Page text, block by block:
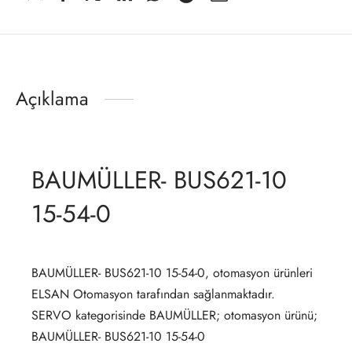
Açıklama
BAUMÜLLER- BUS621-10
15-54-0
BAUMÜLLER- BUS621-10 15-54-0, otomasyon ürünleri
ELSAN Otomasyon tarafından sağlanmaktadır.
SERVO kategorisinde BAUMÜLLER; otomasyon ürünü;
BAUMÜLLER- BUS621-10 15-54-0